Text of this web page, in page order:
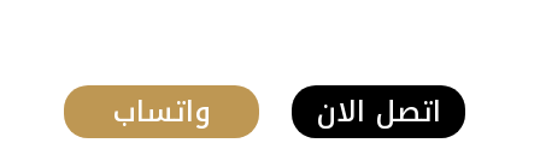
واتساب اتصل الان